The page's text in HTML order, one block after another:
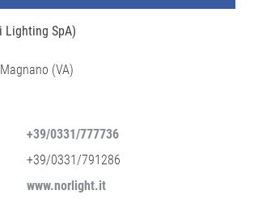
Lighting SpA)
(VA)
+39/0331/777736
+39/0331/791286
www.norlight.it